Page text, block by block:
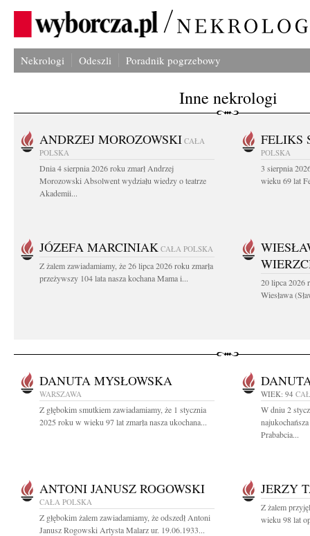
Nekrologi Odeszli Poradnik pogrzebowy
Inne nekrologi
ANDRZEJ MOROZOWSKI CAŁA
POLSKA
Dnia 4 sierpnia 2026 roku zmarł Andrzej
Morozowski Absolwent wydziału wiedzy o teatrze
Akademii...
FELIKS
POLSKA
3 sierpnia
wieku 69 lat
JÓZEFA MARCINIAK CAŁA POLSKA
Z żalem zawiadamiamy, że 26 lipca 2026 roku zmarła
przeżywszy 104 lata nasza kochana Mama i...
20 lipca 2026
Wiesława
DANUTA MYSŁOWSKA
WARSZAWA
Z głębokim smutkiem zawiadamiamy, że 1 stycznia
2025 roku w wieku 97 lat zmarła nasza ukochana...
WIEK: 94
W dniu 2
Prababcia...
ANTONI JANUSZ ROGOWSKI
CAŁA POLSKA
Z głębokim żalem zawiadamiamy, że odszedł Antoni
Janusz Rogowski Artysta Malarz ur. 19.06.1933...
JERZY
Z żalem
wieku 98 lat